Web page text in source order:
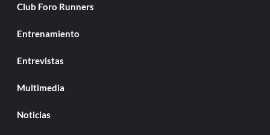
Club Foro Runners
Entrenamiento
Entrevistas
Multimedia
Noticias